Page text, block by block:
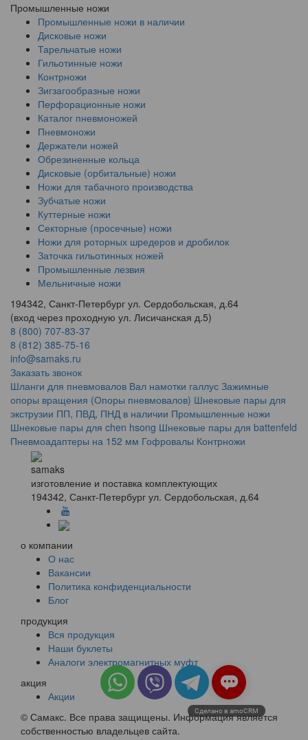
Промышленные ножи
Промышленные ножи в наличии
Дисковые ножи
Тарельчатые ножи
Гильотинные ножи
Контрножи
Зигзагообразные ножи
Перфорационные ножи
Каталог пневмоножей
Пневмоножи
Держатели ножей
Обрезиненные кольца
Дисковые (орбитальные) ножи
Ножи для табачного производства
Зубчатые ножи
Куттерные ножи
Секторные (просечные) ножи
Ножи для роторных шредеров и дробилок
Заточка гильотинных ножей
Промышленные лезвия
Мельничные ножи
194342, Санкт-Петербург ул. Сердобольская, д.64
(вход через проходную ул. Лисичанская д.5)
8 (800) 707-83-37
8 (812) 385-75-16
info@samaks.ru
Заказать звонок
Шланги для пневмовалов Вал намотки галлус Зажимные
опоры вращения (Опоры пневмовалов) Шнековые пары для
экструзии ПП, ПВД, ПНД в наличии Промышленные ножи
Шнековые пары для chen hsong Шнековые пары для battenfeld
Пневмоадаптеры на 152 мм Гофровалы Контрножи
samaks
изготовление и поставка комплектующих
194342, Санкт-Петербург ул. Сердобольская, д.64
о компании
О нас
Вакансии
Политика конфиденциальности
Блог
продукция
Вся продукция
Наши буклеты
Аналоги электромагнитных муфт
акция
Акции
© Самакс. Все права защищены. Информация является
собственностью владельцев сайта.
Сделано в amoCRM